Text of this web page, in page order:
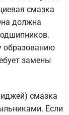
смазка
должна
образованию
замены
смазка
Если